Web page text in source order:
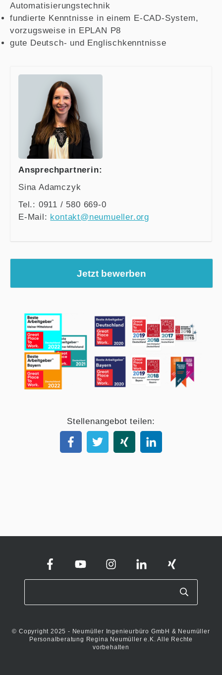
Automatisierungstechnik
fundierte Kenntnisse in einem E-CAD-System,
vorzugsweise in EPLAN P8
gute Deutsch- und Englischkenntnisse
Ansprechpartnerin:
Sina Adamczyk
Tel.: 0911 / 580 669-0
E-Mail: kontakt@neumueller.org
Jetzt bewerben
Stellenangebot teilen:
© Copyright 2025 - Neumüller Ingenieurbüro GmbH & Neumüller
Personalberatung Regina Neumüller e.K. Alle Rechte
vorbehalten